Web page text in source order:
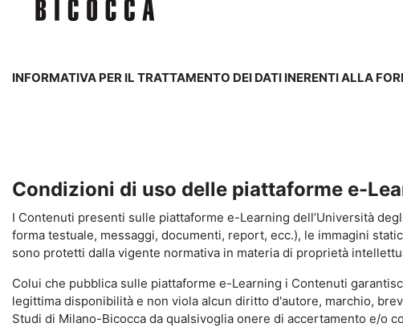
INFORMATIVA PER IL TRATTAMENTO DEI DATI INERENTI ALLA
Condizioni di uso delle piattaforme e-
I Contenuti presenti sulle piattaforme e-Learning dell’Università
forma testuale, messaggi, documenti, report, ecc.), le immagini
sono protetti dalla vigente normativa in materia di proprietà
Colui che pubblica sulle piattaforme e-Learning i Contenuti
legittima disponibilità e non viola alcun diritto d'autore, marchio,
Studi di Milano-Bicocca da qualsivoglia onere di accertamento e/o